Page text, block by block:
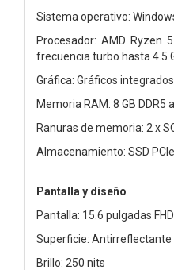
Sistema operativo:
Procesador: AMD Ryzen
frecuencia turbo hasta 4.5
Gráfica: Gráficos
Memoria RAM: 8 GB DDR5
Ranuras de memoria: 2 x
Almacenamiento: SSD
Pantalla y diseño
Pantalla: 15.6 pulgadas
Superficie: Antirreflectante
Brillo: 250 nits